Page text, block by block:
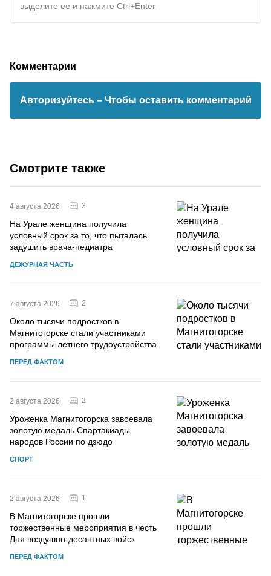
выделите ее и нажмите Ctrl+Enter
Комментарии
Авторизуйтесь – Чтобы оставить комментарий
Смотрите также
4 августа 2026 3
На Урале женщина получила
условный срок за то, что пыталась
задушить врача-педиатра
ДЕЖУРНАЯ ЧАСТЬ
7 августа 2026 2
Около тысячи подростков в
Магнитогорске стали участниками
программы летнего трудоустройства
ПЕРЕД ФАКТОМ
2 августа 2026 2
Уроженка Магнитогорска завоевала
золотую медаль Спартакиады
народов России по дзюдо
СПОРТ
2 августа 2026 1
В Магнитогорске прошли
торжественные мероприятия в честь
Дня воздушно-десантных войск
ПЕРЕД ФАКТОМ